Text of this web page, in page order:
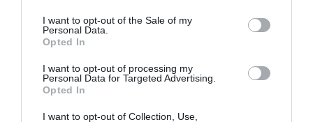
I want to opt-out of the Sale of my
Personal Data.
Opted In
I want to opt-out of processing my
Personal Data for Targeted Advertising.
Opted In
I want to opt-out of Collection, Use,